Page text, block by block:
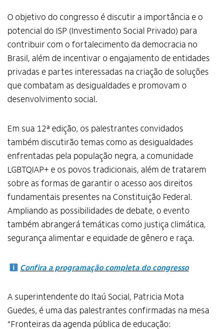
O objetivo do congresso é discutir a importância e o
potencial do ISP (Investimento Social Privado) para
contribuir com o fortalecimento da democracia no
Brasil, além de incentivar o engajamento de entidades
privadas e partes interessadas na criação de soluções
que combatam as desigualdades e promovam o
desenvolvimento social.
Em sua 12ª edição, os palestrantes convidados
também discutirão temas como as desigualdades
enfrentadas pela população negra, a comunidade
LGBTQIAP+ e os povos tradicionais, além de tratarem
sobre as formas de garantir o acesso aos direitos
fundamentais presentes na Constituição Federal.
Ampliando as possibilidades de debate, o evento
também abrangerá temáticas como justiça climática,
segurança alimentar e equidade de gênero e raça.
Confira a programação completa do congresso
A superintendente do Itaú Social, Patricia Mota
Guedes, é uma das palestrantes confirmadas na mesa
“Fronteiras da agenda pública de educação: